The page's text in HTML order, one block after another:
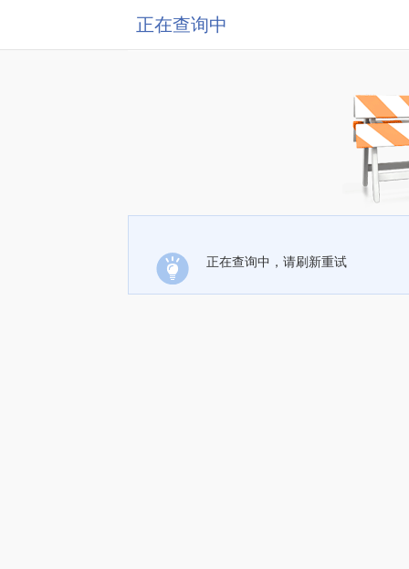
正在查询中
正在查询中，请刷新重试